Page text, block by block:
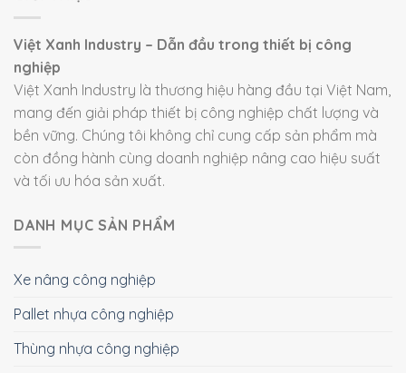
Việt Xanh Industry – Dẫn đầu trong thiết bị công
nghiệp
Việt Xanh Industry là thương hiệu hàng đầu tại Việt Nam,
mang đến giải pháp thiết bị công nghiệp chất lượng và
bền vững. Chúng tôi không chỉ cung cấp sản phẩm mà
còn đồng hành cùng doanh nghiệp nâng cao hiệu suất
và tối ưu hóa sản xuất.
DANH MỤC SẢN PHẨM
Xe nâng công nghiệp
Pallet nhựa công nghiệp
Thùng nhựa công nghiệp